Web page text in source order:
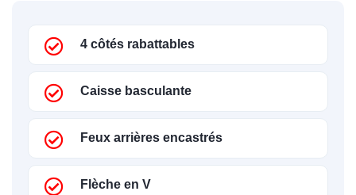
4 côtés rabattables
Caisse basculante
Feux arrières encastrés
Flèche en V